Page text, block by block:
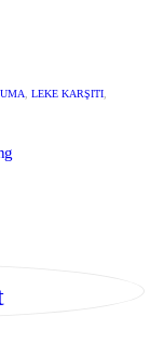
LEKE KARŞITI